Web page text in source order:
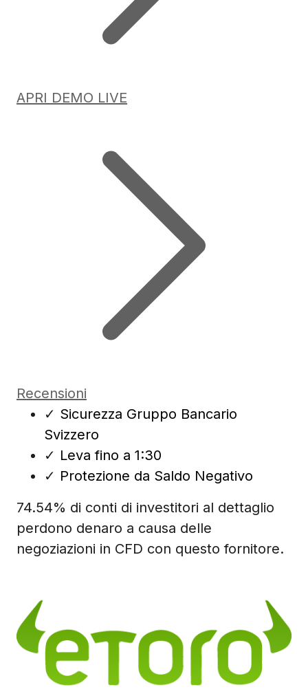
APRI DEMO LIVE
Recensioni
✓ Sicurezza Gruppo Bancario
Svizzero
✓ Leva fino a 1:30
✓ Protezione da Saldo Negativo
74.54% di conti di investitori al dettaglio
perdono denaro a causa delle
negoziazioni in CFD con questo fornitore.